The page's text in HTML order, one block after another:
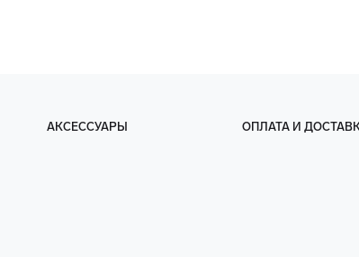
АКСЕССУАРЫ ОПЛАТА И